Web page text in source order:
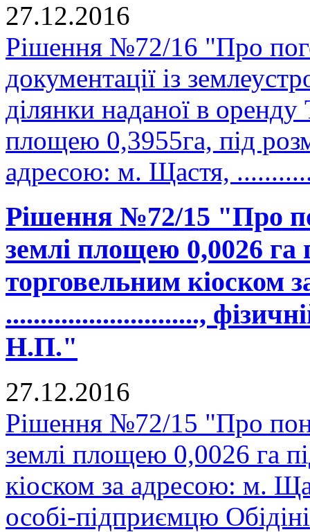
27.12.2016
Рішення №72/16 "Про
документації із
ділянки наданої в
площею 0,3955га, під
адресою: м. Щастя,
Рішення №72/15 "Про
землі площею 0,0026 га
торговельним кіоском
............................,
Н.П."
27.12.2016
Рішення №72/15 "Про
землі площею 0,0026 га
кіоском за адресою: м.
особі-підприємцю